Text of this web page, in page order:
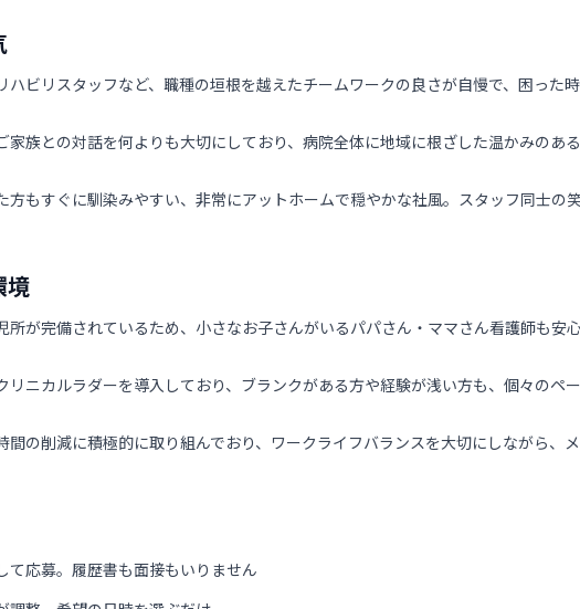
ハビリスタッフなど、職種の垣根を越えたチームワークの良さが自慢で、困った
家族との対話を何よりも大切にしており、病院全体に地域に根ざした温かみのあ
方もすぐに馴染みやすい、非常にアットホームで穏やかな社風。スタッフ同士の
境
所が完備されているため、小さなお子さんがいるパパさん・ママさん看護師も安
リニカルラダーを導入しており、ブランクがある方や経験が浅い方も、個々のペ
間の削減に積極的に取り組んでおり、ワークライフバランスを大切にしながら、
て応募。履歴書も面接もいりません